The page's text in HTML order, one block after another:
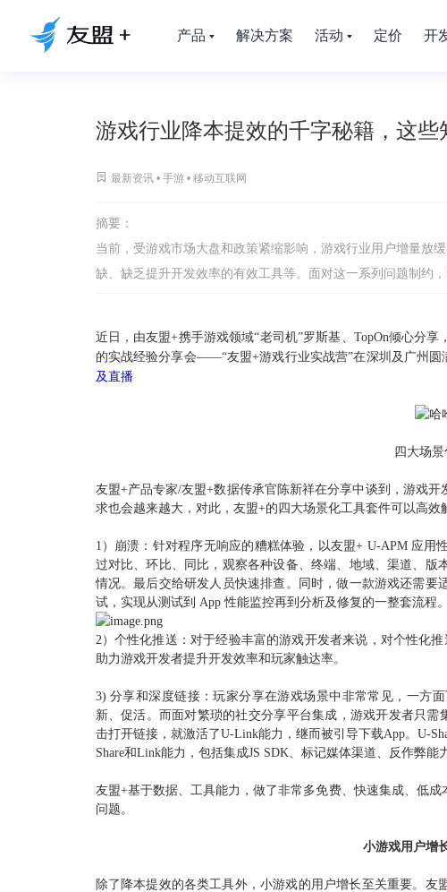
产品 解决方案 活动 定价 开
游戏行业降本提效的千字秘籍，这些
 最新资讯 • 手游• 移动互联网
摘要：
当前，受游戏市场大盘和政策紧缩影响，游戏行业用户增量放
缺、缺乏提升开发效率的有效工具等。面对这一系列问题制约
近日，由友盟+携手游戏领域“老司机”罗斯基、TopOn倾心分
的实战经验分享会——“友盟+游戏行业实战营”在深圳及广州圆
及直播
四大场
友盟+产品专家/友盟+数据传承官陈新祥在分享中谈到，游戏
求也会越来越大，对此，友盟+的四大场景化工具套件可以高效
1）崩溃 ：针对程序无响应的糟糕体验， 以友盟+ U-APM 应用
过对比、环比、同比，观察各种设备、终端、地域、渠道、版
情况。最后交给研发人员快速排查。同时，做一款游戏还需要
试，实现从测试到 App 性能监控再到分析及修复的一整套流程。
2）个性化推送 ：对于经验丰富的游戏开发者来说，对个性化
助力游戏开发者提升开发效率和玩家触达率。
3) 分享和深度链接：玩家分享在游戏场景中非常常见，一方
新、促活。而面对繁琐的社交分享平台集成，游戏开发者只需
击打开链接，就激活了U-Link能力，继而被引导下载App。U-
Share和Link能力，包括集成JS SDK、标记媒体渠道、反作弊
友盟+基于数据、工具能力，做了非常多免费、快速集成、低
问题。
小游戏用户增
除了降本提效的各类工具外，小游戏的用户增长至关重要。